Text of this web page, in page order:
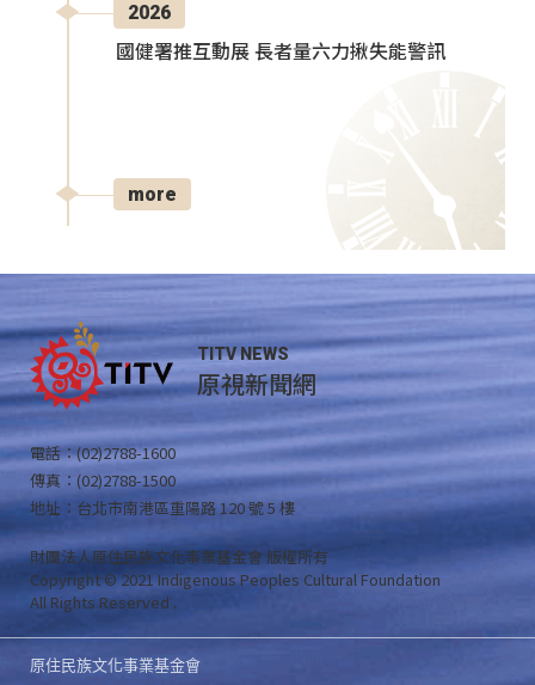
2026
國健署推互動展 長者量六力揪失能警訊
more
TITV NEWS
原視新聞網
電話：(02)2788-1600
傳真：(02)2788-1500
地址：台北市南港區重陽路 120 號 5 樓
財團法人原住民族文化事業基金會 版權所有
Copyright © 2021 Indigenous Peoples Cultural Foundation
All Rights Reserved .
原住民族文化事業基金會